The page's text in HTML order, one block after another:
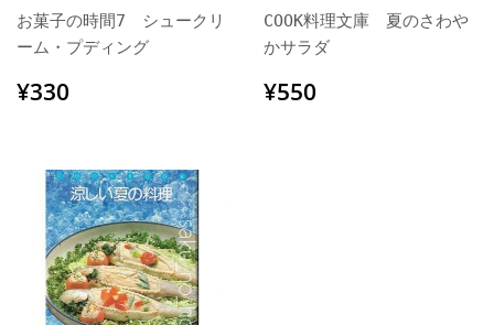
お菓子の時間7 シュークリ
ーム・プディング
通
常
¥330
COOK料理文庫 夏のさわや
かサラダ
通
常
¥550